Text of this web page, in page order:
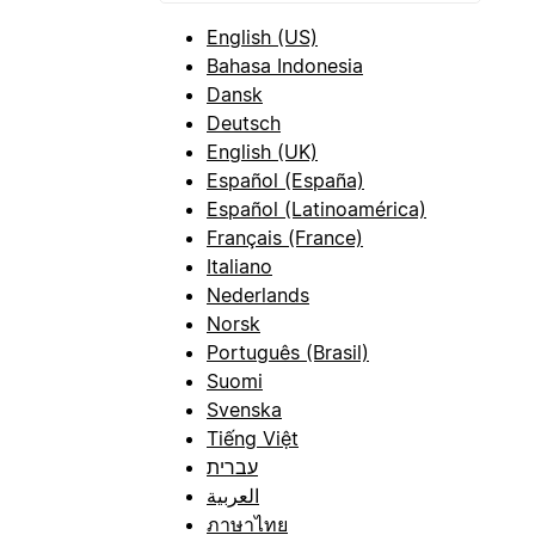
English (US)
Bahasa Indonesia
Dansk
Deutsch
English (UK)
Español (España)
Español (Latinoamérica)
Français (France)
Italiano
Nederlands
Norsk
Português (Brasil)
Suomi
Svenska
Tiếng Việt
עברית
العربية
ภาษาไทย